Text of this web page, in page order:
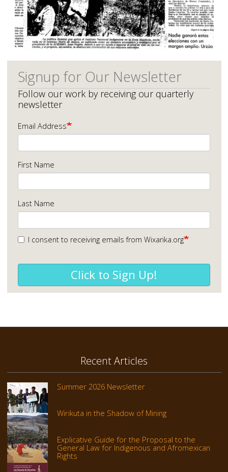
Signup for Our Newsletter
Follow our work by receiving our quarterly
newsletter
Email Address
First Name
Last Name
I consent to receiving emails from Wixarika.org
Click to Sign Up!
Recent Articles
Summer 2026 Newsletter
Wirikuta in the Shadow of Mining
Explicative Guide for the Proposal to the
General Law for Indigenous and Afromexican
Rights